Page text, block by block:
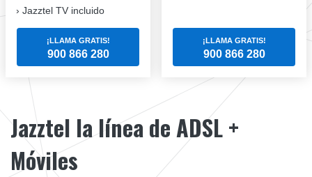
Jazztel TV incluido
¡LLAMA GRATIS!
900 866 280
¡LLAMA GRATIS!
900 866 280
Jazztel la línea de ADSL +
Móviles